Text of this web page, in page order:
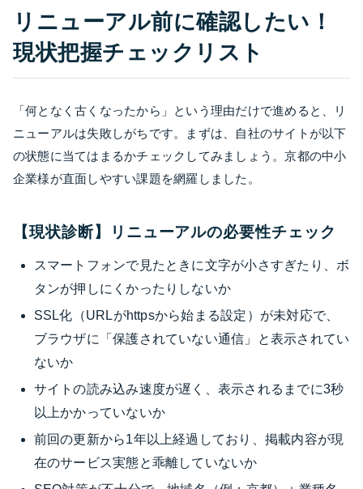
リニューアル前に確認したい！
現状把握チェックリスト
「何となく古くなったから」という理由だけで進めると、リ
ニューアルは失敗しがちです。まずは、自社のサイトが以下
の状態に当てはまるかチェックしてみましょう。京都の中小
企業様が直面しやすい課題を網羅しました。
【現状診断】リニューアルの必要性チェック
スマートフォンで見たときに文字が小さすぎたり、ボ
タンが押しにくかったりしないか
SSL化（URLがhttpsから始まる設定）が未対応で、
ブラウザに「保護されていない通信」と表示されてい
ないか
サイトの読み込み速度が遅く、表示されるまでに3秒
以上かかっていないか
前回の更新から1年以上経過しており、掲載内容が現
在のサービス実態と乖離していないか